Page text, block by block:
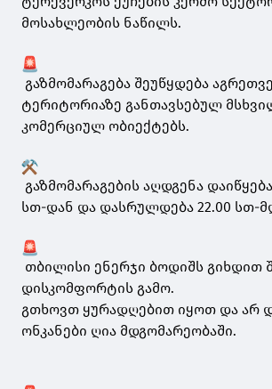
მოსახლეობის ნაწილს.
გაზმომარაგება შეუწყდება
ტერიტორიაზე განთავსებულ
კომერციულ ობიექტებს.
გაზმომარაგების აღდგენა
სთ-დან და დასრულდება 22.00 სთ-
თბილისი ენერჯი ბოდიშს გიხდით
დისკომფორტის გამო.
გთხოვთ ყურადღებით იყოთ და არ
ონკანები ღია მდგომარეობაში.